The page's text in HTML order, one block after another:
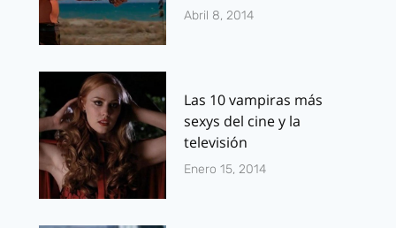
Abril 8, 2014
Las 10 vampiras más
sexys del cine y la
televisión
Enero 15, 2014